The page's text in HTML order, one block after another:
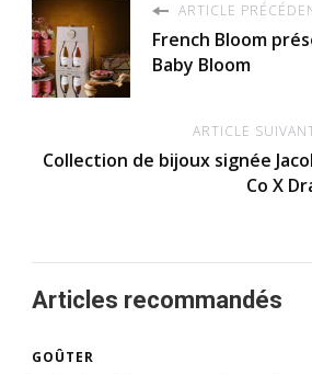
ARTICLE
French Bloom
Baby Bloom
ARTICLE
Collection de bijoux signée
Co X
Articles recommandés
GOÛTER